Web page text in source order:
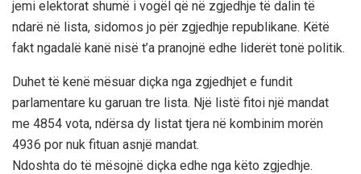
jemi elektorat shumë i vogël që në zgjedhje të dalin të
ndarë në lista, sidomos jo për zgjedhje republikane. Këtë
fakt ngadalë kanë nisë t’a pranojnë edhe liderët tonë politik.
Duhet të kenë mësuar diçka nga zgjedhjet e fundit
parlamentare ku garuan tre lista. Një listë fitoi një mandat
me 4854 vota, ndërsa dy listat tjera në kombinim morën
4936 por nuk fituan asnjë mandat.
Ndoshta do të mësojnë diçka edhe nga këto zgjedhje.